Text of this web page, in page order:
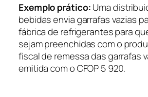
Exemplo prático:Uma
bebidas envia garrafas vazias
fábrica de refrigerantes para
sejam preenchidas com o
fiscal de remessa das garrafas
emitida com o CFOP 5 920.